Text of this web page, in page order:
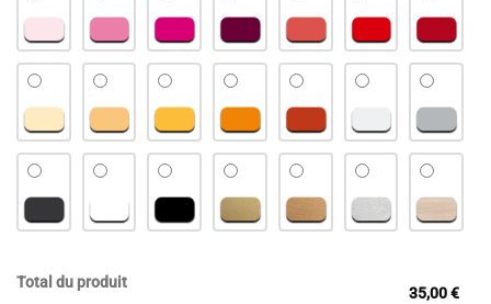
Total du produit
35,00 €